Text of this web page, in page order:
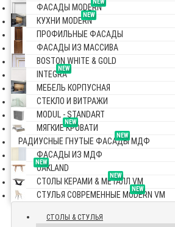
NEW
ФАСАДЫ MODERN
NEW
КУХНИ MODERN
ПРОФИЛЬНЫЕ ФАСАДЫ
ФАСАДЫ ИЗ МАССИВА
BOSTON WHITE & GOLD
NEW
INTEGRA
МЕБЕЛЬ КОРПУСНАЯ
СТЕКЛО И ВИТРАЖИ
MODUL - STANDART
NEW
МЯГКИЕ КРОВАТИ
NEW
РАДИУСНЫЕ ГНУТЫЕ ФАСАДЫ МДФ
ФАСАДЫ ИЗ МДФ
NEW
OAKLAND
NEW
СТОЛЫ КЕРАМИ & МЕТАЛЛ VM
NEW
СТУЛЬЯ СОВРЕМЕННЫЕ MODERN VM
СТОЛЫ & СТУЛЬЯ